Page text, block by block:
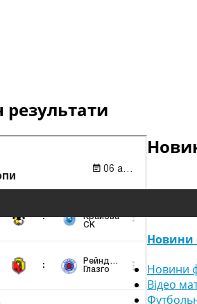
Новини
Новини
Відео